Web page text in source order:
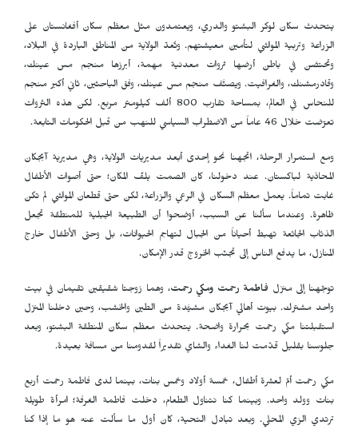
يتحدث سكان لوكر البشتو والدري، ويعتمدون مثل معظم سكان أفغانستان على
الزراعة وتربية المواشي لتأمين معيشتهم. وتُعدّ الولاية من المناطق الباردة في البلاد،
وتحتضن في باطن أرضها ثروات معدنية مهمة، أبرزها منجم مس عينك،
وقادرمشنك، والغرافيت. ويصنَّف منجم مس عينك، وفق الباحثين، ثاني أكبر منجم
للنحاس في العالم، بمساحة تقارب 800 ألف كيلومتر مربع. لكن هذه الثروات
تعرّضت خلال 46 عاماً من الاضطراب السياسي للنهب من قبل الحكومات التابعة.
ومع استمرار الرحلة، اتجهنا نحو إحدى أبعد مديريات الولاية، وهي مديرية آبجكان
المحاذية لباكستان. عند دخولنا، كان الصمت يلفّ المكان؛ حتى أصوات الأطفال
غابت تماماً. يعمل معظم السكان في الرعي والزراعة، لكن حتى قطعان المواشي لم تكن
ظاهرة. وعندما سألنا عن السبب، أوضحوا أن الطبيعة الجبلية للمنطقة تجعل
الذئاب الجائعة تهبط أحياناً من الجبال لتهاجم الحيوانات، بل وحتى الأطفال خارج
المنازل، ما يدفع الناس إلى تجنّب الخروج قدر الإمكان.
توجّهنا إلى منزل فاطمة رحمت ومكي رحمت، وهما زوجتا شقيقين تقيمان في بيت
واحد مشترك. بيوت أهالي آبجكان مشيَّدة من الطين والخشب، وحين دخلنا المنزل
استقبلتنا مكي رحمت بحرارة واضحة. يتحدث معظم سكان المنطقة البشتو، وبعد
جلوسنا بقليل قدّمت لنا الغداء والشاي تقديراً لقدومنا من مسافة بعيدة.
مكي رحمت أمّ لعشرة أطفال، خمسة أولاد وخمس بنات، بينما لدى فاطمة رحمت أربع
بنات وولد واحد. وبينما كنا نتناول الطعام، دخلت فاطمة الغرفة؛ امرأة طويلة
ترتدي الزي المحلي. وبعد تبادل التحية، كان أول ما سألت عنه هو ما إذا كنا